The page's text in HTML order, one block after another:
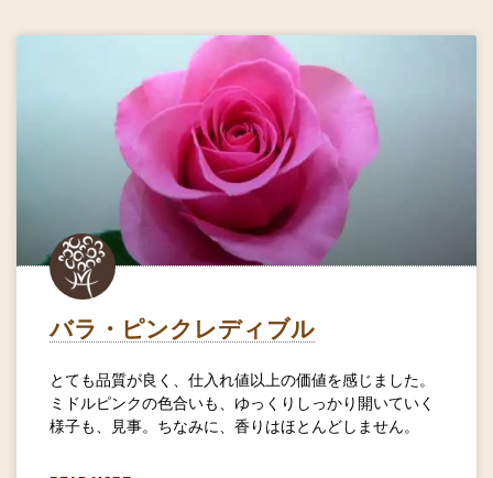
バラ・ピンクレディブル
とても品質が良く、仕入れ値以上の価値を感じました。
ミドルピンクの色合いも、ゆっくりしっかり開いていく
様子も、見事。ちなみに、香りはほとんどしません。